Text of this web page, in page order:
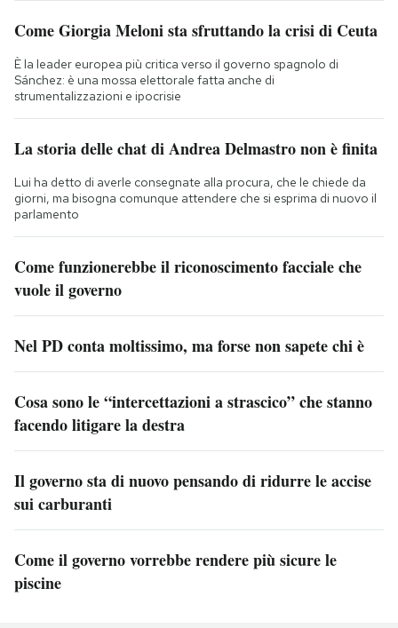
Come Giorgia Meloni sta sfruttando la crisi di Ceuta
È la leader europea più critica verso il governo spagnolo di
Sánchez: è una mossa elettorale fatta anche di
strumentalizzazioni e ipocrisie
La storia delle chat di Andrea Delmastro non è finita
Lui ha detto di averle consegnate alla procura, che le chiede da
giorni, ma bisogna comunque attendere che si esprima di nuovo il
parlamento
Come funzionerebbe il riconoscimento facciale che
vuole il governo
Nel PD conta moltissimo, ma forse non sapete chi è
Cosa sono le “intercettazioni a strascico” che stanno
facendo litigare la destra
Il governo sta di nuovo pensando di ridurre le accise
sui carburanti
Come il governo vorrebbe rendere più sicure le
piscine